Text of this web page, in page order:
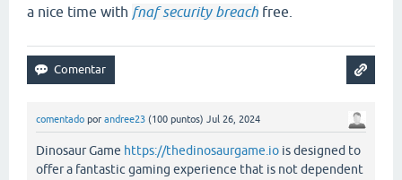
a nice time with fnaf security breach free.
comentado por andree23 (100 puntos) Jul 26, 2024
Dinosaur Game https://thedinosaurgame.io is designed to
offer a fantastic gaming experience that is not dependent